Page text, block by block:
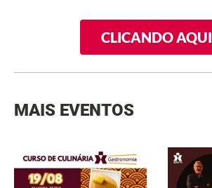
CLICANDO AQUI
MAIS EVENTOS